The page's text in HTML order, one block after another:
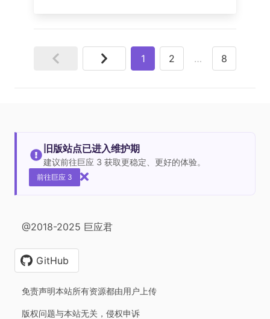
1 2 … 8
旧版站点已进入维护期
建议前往巨应 3 获取更稳定、更好的体验。
前往巨应 3
@2018-2025 巨应君
GitHub
免责声明本站所有资源都由用户上传
版权问题与本站无关，侵权申诉